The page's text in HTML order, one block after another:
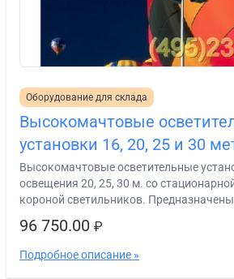
Оборудование для склада
Высокомачтовые
установки 16, 20, 25 и 30
Высокомачтовые осветительные
освещения 20, 25, 30 м. со
короной светильников.
96 750.00 ₽
Подробное описание »